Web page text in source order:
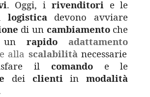
. Oggi, i rivenditori e le
logistica devono avviare
di un cambiamentoche
rapido
adattamento
e alla scalabilità necessarie
il comandoe le
dei clienti inmodalità